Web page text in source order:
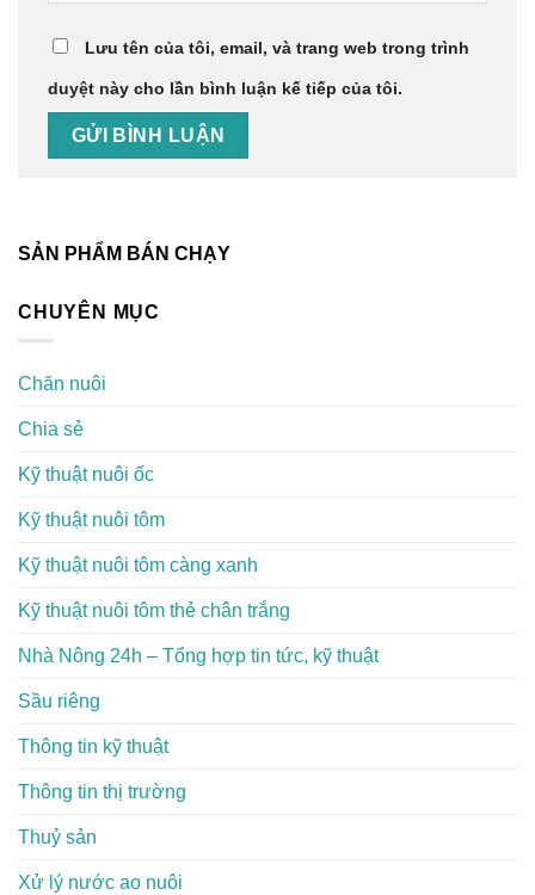
Lưu tên của tôi, email, và trang web trong trình
duyệt này cho lần bình luận kế tiếp của tôi.
SẢN PHẨM BÁN CHẠY
CHUYÊN MỤC
Chăn nuôi
Chia sẻ
Kỹ thuật nuôi ốc
Kỹ thuật nuôi tôm
Kỹ thuật nuôi tôm càng xanh
Kỹ thuật nuôi tôm thẻ chân trắng
Nhà Nông 24h – Tổng hợp tin tức, kỹ thuật
Sầu riêng
Thông tin kỹ thuật
Thông tin thị trường
Thuỷ sản
Xử lý nước ao nuôi